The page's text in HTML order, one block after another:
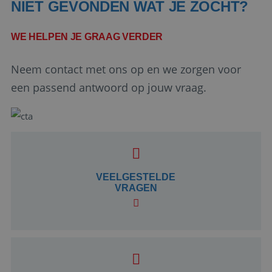
NIET GEVONDEN WAT JE ZOCHT?
WE HELPEN JE GRAAG VERDER
Neem contact met ons op en we zorgen voor
een passend antwoord op jouw vraag.
VEELGESTELDE
VRAGEN